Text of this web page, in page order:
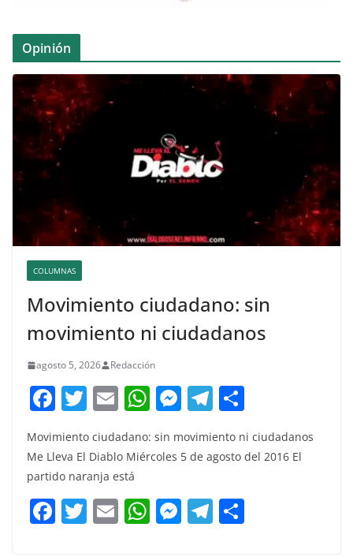
Opinión
COLUMNAS
Movimiento ciudadano: sin
movimiento ni ciudadanos
agosto 5, 2026 Redacción
F
a
c
e
b
o
T
w
itt
er
E
m
ai
l
W
h
at
A
p
M
ss
n
g
T
e
gr
a
m
o
m
Movimiento ciudadano: sin movimiento ni ciudadanos
Me Lleva El Diablo Miércoles 5 de agosto del 2016 El
partido naranja está
F T E W M T